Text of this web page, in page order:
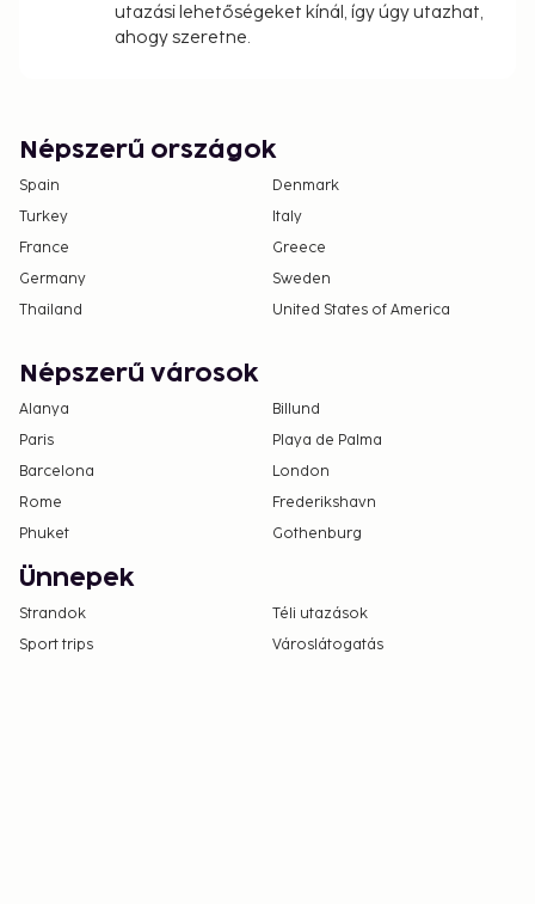
utazási lehetőségeket kínál, így úgy utazhat,
ahogy szeretne.
Népszerű országok
Spain
Denmark
Turkey
Italy
France
Greece
Germany
Sweden
Thailand
United States of America
Népszerű városok
Alanya
Billund
Paris
Playa de Palma
Barcelona
London
Rome
Frederikshavn
Phuket
Gothenburg
Ünnepek
Strandok
Téli utazások
Sport trips
Városlátogatás